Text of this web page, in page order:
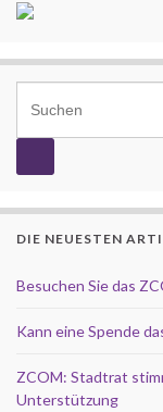
DIE NEUESTEN
Besuchen Sie das
Kann eine Spende
ZCOM: Stadtrat
Unterstützung